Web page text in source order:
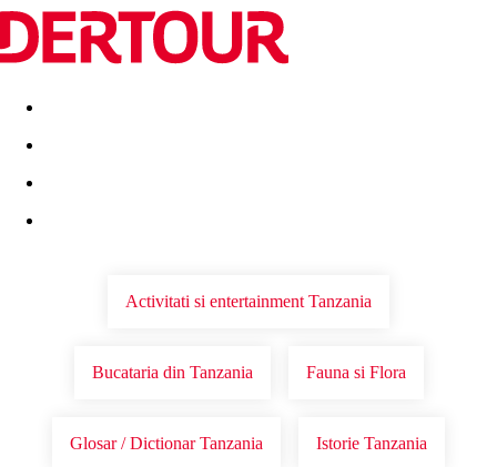
Destinatii Vacanta perfecta OFERTE DE NERATAT
Activitati si entertainment Tanzania
Bucataria din Tanzania Fauna si Flora
Glosar / Dictionar Tanzania Istorie Tanzania